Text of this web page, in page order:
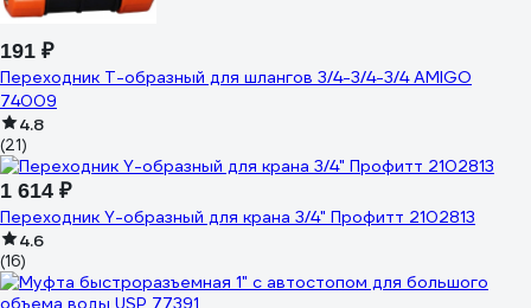
191 ₽
Переходник Т-образный для шлангов 3/4-3/4-3/4 AMIGO
74009
4.8
(21)
1 614 ₽
Переходник Y-образный для крана 3/4" Профитт 2102813
4.6
(16)